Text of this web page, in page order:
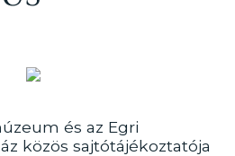
és az Egri
közös sajtótájékoztatója